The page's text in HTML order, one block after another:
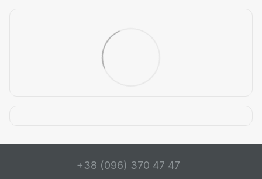
+38 (096) 370 47 47